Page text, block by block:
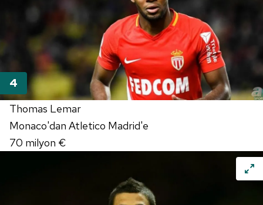
Thomas Lemar
Monaco'dan Atletico Madrid'e
70 milyon €